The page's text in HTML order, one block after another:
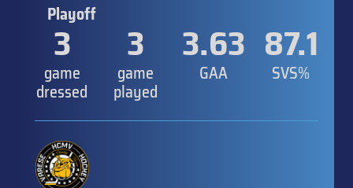
Playoff
3
game
dressed
3
game
played
3.63
GAA
87.1
SVS%